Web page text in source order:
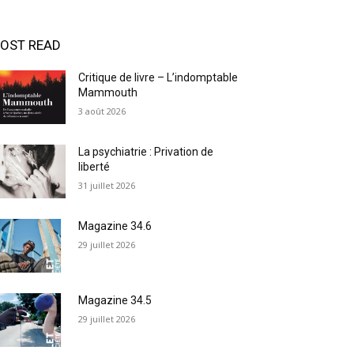
READ
Critique de livre – L’indomptable
Mammouth
3 août 2026
La psychiatrie : Privation de
liberté
31 juillet 2026
Magazine 34.6
29 juillet 2026
Magazine 34.5
29 juillet 2026